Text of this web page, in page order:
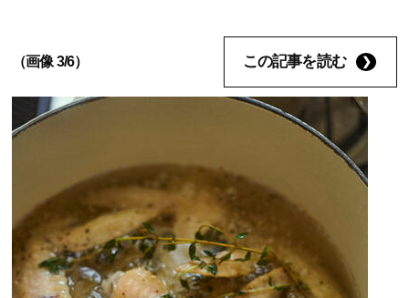
（画像 3/6） この記事を読む